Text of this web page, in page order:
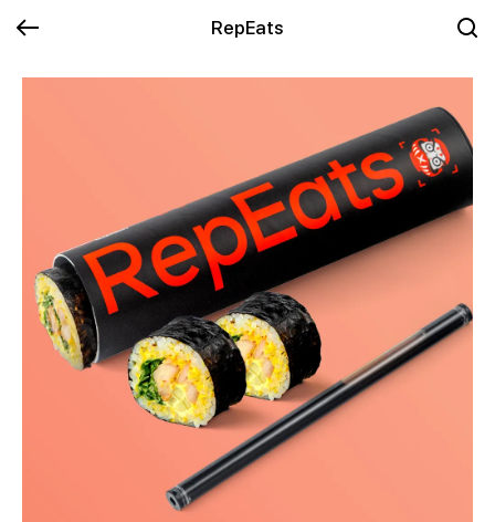
RepEats